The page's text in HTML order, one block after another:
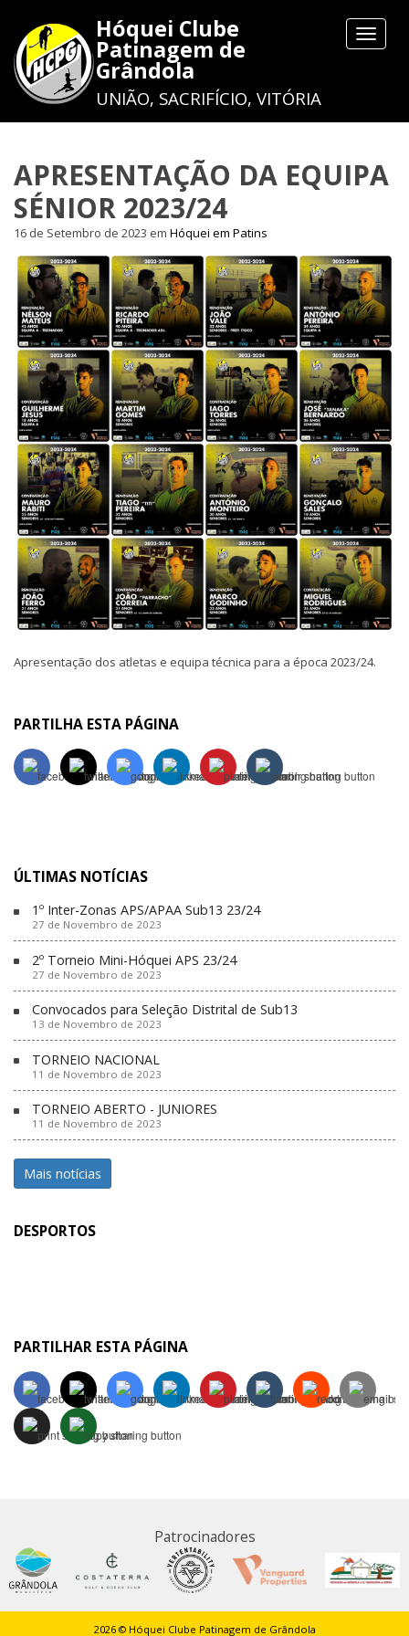
Toggle
Hóquei Clube
Patinagem de
Grândola
UNIÃO, SACRIFÍCIO, VITÓRIA
APRESENTAÇÃO DA EQUIPA
SÉNIOR 2023/24
16 de Setembro de 2023 em Hóquei em Patins
Apresentação dos atletas e equipa técnica para a época 2023/24.
PARTILHA ESTA PÁGINA
ÚLTIMAS NOTÍCIAS
1º Inter-Zonas APS/APAA Sub13 23/24
27 de Novembro de 2023
2º Torneio Mini-Hóquei APS 23/24
27 de Novembro de 2023
Convocados para Seleção Distrital de Sub13
13 de Novembro de 2023
TORNEIO NACIONAL
11 de Novembro de 2023
TORNEIO ABERTO - JUNIORES
11 de Novembro de 2023
Mais notícias
DESPORTOS
PARTILHAR ESTA PÁGINA
Patrocinadores
2026 © Hóquei Clube Patinagem de Grândola